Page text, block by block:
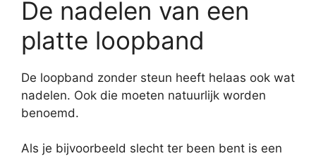
De nadelen van een
platte loopband
De loopband zonder steun heeft helaas ook wat
nadelen. Ook die moeten natuurlijk worden
benoemd.
Als je bijvoorbeeld slecht ter been bent is een